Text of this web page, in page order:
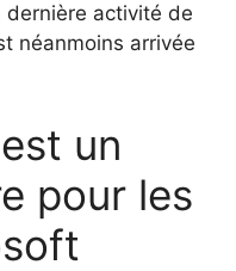
activité de
néanmoins arrivée
un
pour les